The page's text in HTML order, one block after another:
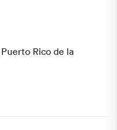
Rico de la